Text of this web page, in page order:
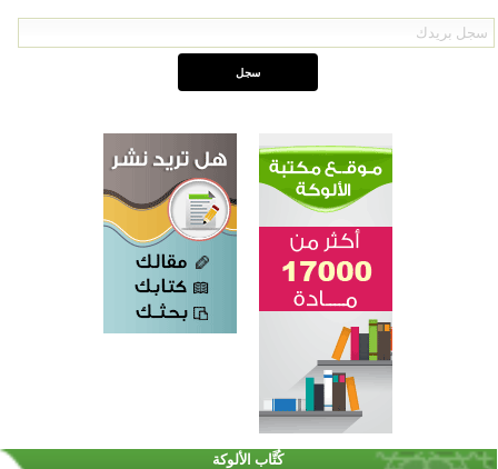
كُتَّاب الألوكة